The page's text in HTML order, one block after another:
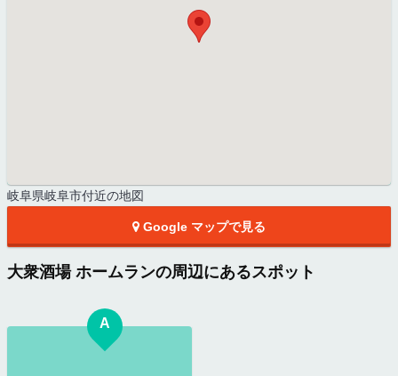
岐阜県岐阜市付近の地図
Google マップで見る
大衆酒場 ホームランの周辺にあるスポット
A